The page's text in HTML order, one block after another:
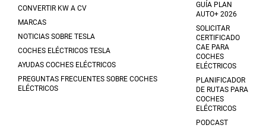
CONVERTIR KW A CV
MARCAS
NOTICIAS SOBRE TESLA
COCHES ELÉCTRICOS TESLA
AYUDAS COCHES ELÉCTRICOS
PREGUNTAS FRECUENTES SOBRE COCHES
ELÉCTRICOS
GUÍA PLAN
AUTO+ 2026
SOLICITAR
CERTIFICADO
CAE PARA
COCHES
ELÉCTRICOS
PLANIFICADOR
DE RUTAS PARA
COCHES
ELÉCTRICOS
PODCAST